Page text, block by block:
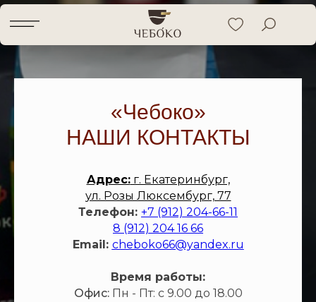
«Чебоко»
НАШИ КОНТАКТЫ
Адрес:г. Екатеринбург,
ул. Розы Люксембург, 77
Телефон: +7 (912) 204-66-11
8 (912) 204 16 66
Email: cheboko66@yandex.ru
Время работы:
Офис:Пн - Пт: с 9.00 до 18.00